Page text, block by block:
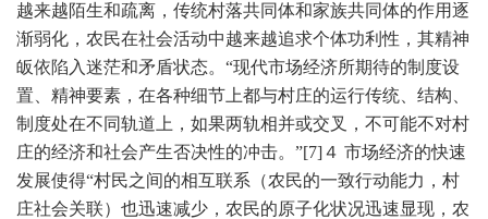
越来越陌生和疏离，传统村落共同体和家族共同体的作用逐
渐弱化，农民在社会活动中越来越追求个体功利性，其精神
皈依陷入迷茫和矛盾状态。“现代市场经济所期待的制度设
置、精神要素，在各种细节上都与村庄的运行传统、结构、
制度处在不同轨道上，如果两轨相并或交叉，不可能不对村
庄的经济和社会产生否决性的冲击。”[7]４ 市场经济的快速
发展使得“村民之间的相互联系（农民的一致行动能力，村
庄社会关联）也迅速减少，农民的原子化状况迅速显现，农